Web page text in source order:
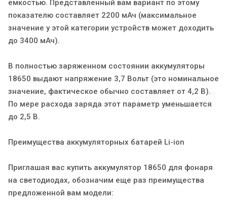
емкостью. Представленный вам вариант по этому
показателю составляет 2200 мАч (максимальное
значение у этой категории устройств может доходить
до 3400 мАч).
В полностью заряженном состоянии аккумуляторы
18650 выдают напряжение 3,7 Вольт (это номинальное
значение, фактическое обычно составляет от 4,2 В).
По мере расхода заряда этот параметр уменьшается
до 2,5 В.
Преимущества аккумуляторных батарей Li-ion
Приглашая вас купить аккумулятор 18650 для фонаря
на светодиодах, обозначим еще раз преимущества
предложенной вам модели: